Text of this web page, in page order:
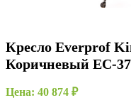
Кресло Everprof
Коричневый EC-
Цена: 40 874 ₽